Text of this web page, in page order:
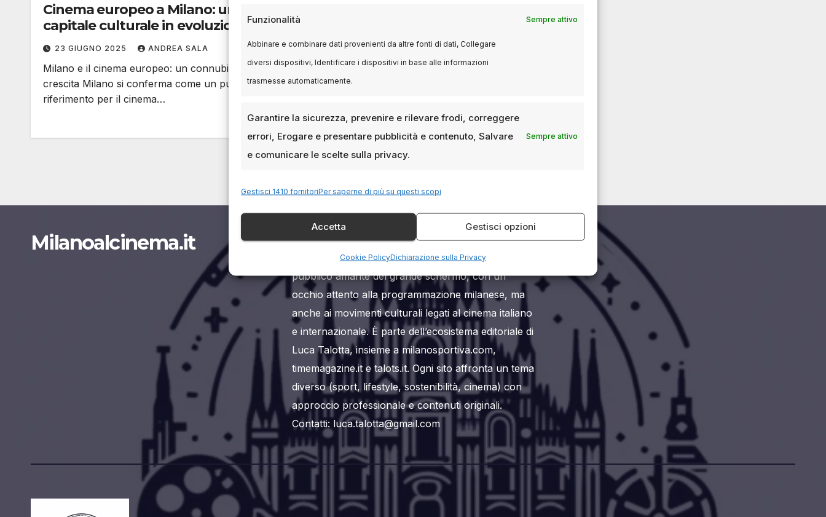
Funzionalità Sempre attivo
Abbinare e combinare dati provenienti da altre fonti di dati, Collegare
diversi dispositivi, Identificare i dispositivi in base alle informazioni
trasmesse automaticamente.
Garantire la sicurezza, prevenire e rilevare frodi, correggere
errori, Erogare e presentare pubblicità e contenuto, Salvare
e comunicare le scelte sulla privacy.
Sempre attivo
Gestisci 1410 fornitoriPer saperne di più su questi scopi
Accetta Gestisci opzioni
Cookie PolicyDichiarazione sulla Privacy
Cinema europeo a Milano: una
capitale culturale in evoluzione
23 GIUGNO 2025 ANDREA SALA
Milano e il cinema europeo: un connubio in
crescita Milano si conferma come un punto di
riferimento per il cinema…
Milanoalcinema.it
Milanoalcinema.it è un sito web editoriale dedicato
al mondo del cinema a Milano. Si rivolge a un
pubblico amante del grande schermo, con un
occhio attento alla programmazione milanese, ma
anche ai movimenti culturali legati al cinema italiano
e internazionale. È parte dell’ecosistema editoriale di
Luca Talotta, insieme a milanosportiva.com,
timemagazine.it e talots.it. Ogni sito affronta un tema
diverso (sport, lifestyle, sostenibilità, cinema) con
approccio professionale e contenuti originali.
Contatti: luca.talotta@gmail.com